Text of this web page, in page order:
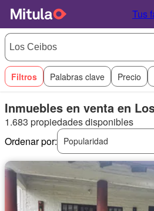
Tus
Filtros Palabras clave Precio
Inmuebles en venta en
1.683 propiedades disponibles
Ordenar por:
Popularidad